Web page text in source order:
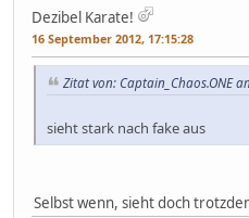
Dezibel Karate!
16 September 2012, 17:15:28
Zitat von: Captain_Chaos.ONE
sieht stark nach fake aus
Selbst wenn, sieht doch